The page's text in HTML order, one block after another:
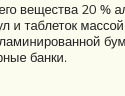
вещества 20 %
и таблеток
банки.